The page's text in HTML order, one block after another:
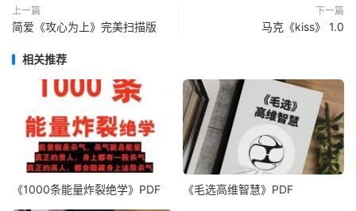
上一篇
简爱《攻心为上》完美扫描版
下一篇
马克《kiss》 1.0
相关推荐
《1000‮能条‬‎量‮裂炸‬‎绝学》PDF 《毛‮高选‬维智慧》PDF